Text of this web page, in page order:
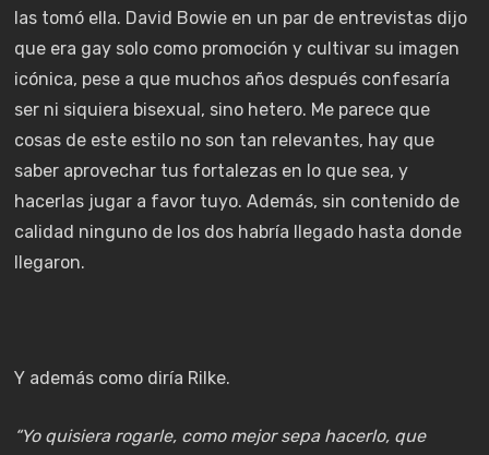
las tomó ella. David Bowie en un par de entrevistas dijo
que era gay solo como promoción y cultivar su imagen
icónica, pese a que muchos años después confesaría
ser ni siquiera bisexual, sino hetero. Me parece que
cosas de este estilo no son tan relevantes, hay que
saber aprovechar tus fortalezas en lo que sea, y
hacerlas jugar a favor tuyo. Además, sin contenido de
calidad ninguno de los dos habría llegado hasta donde
llegaron.
Y además como diría Rilke.
“Yo quisiera rogarle, como mejor sepa hacerlo, que